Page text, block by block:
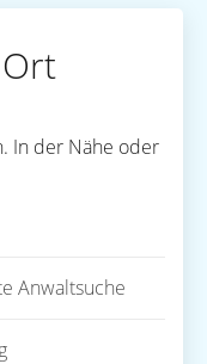
In der Nähe oder
Anwaltsuche